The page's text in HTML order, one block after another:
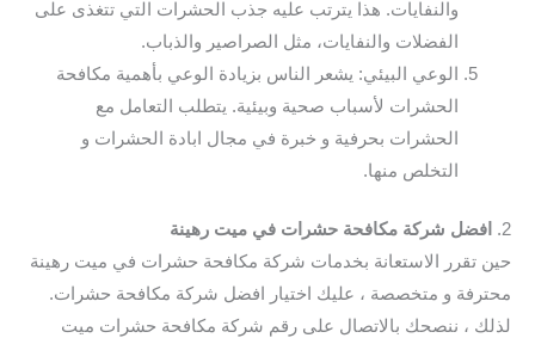
والنفايات. هذا يترتب عليه جذب الحشرات التي تتغذى على
الفضلات والنفايات، مثل الصراصير والذباب.
الوعي البيئي: يشعر الناس بزيادة الوعي بأهمية مكافحة
الحشرات لأسباب صحية وبيئية. يتطلب التعامل مع
الحشرات بحرفية و خبرة في مجال ابادة الحشرات و
التخلص منها.
2.
افضل شركة مكافحة حشرات في ميت رهينة
حين تقرر الاستعانة بخدمات شركة مكافحة حشرات في ميت رهينة
محترفة و متخصصة ، عليك اختيار افضل شركة مكافحة حشرات.
لذلك ، ننصحك بالاتصال على رقم شركة مكافحة حشرات ميت